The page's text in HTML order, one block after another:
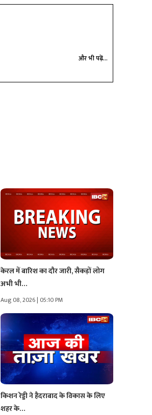
और भी पढ़ें...
केरल में बारिश का दौर जारी, सैकड़ों लोग
अभी भी…
Aug 08, 2026 | 05:10 PM
किशन रेड्डी ने हैदराबाद के विकास के लिए
शहर के…